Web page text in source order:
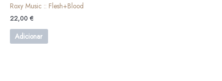
Roxy Music :: Flesh+Blood
22,00 €
Adicionar